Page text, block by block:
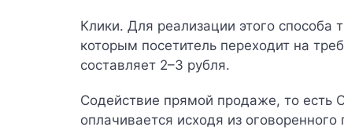
Клики. Для реализации этого
которым посетитель переходит на
составляет 2–3 рубля.
Содействие прямой продаже, то есть
оплачивается исходя из